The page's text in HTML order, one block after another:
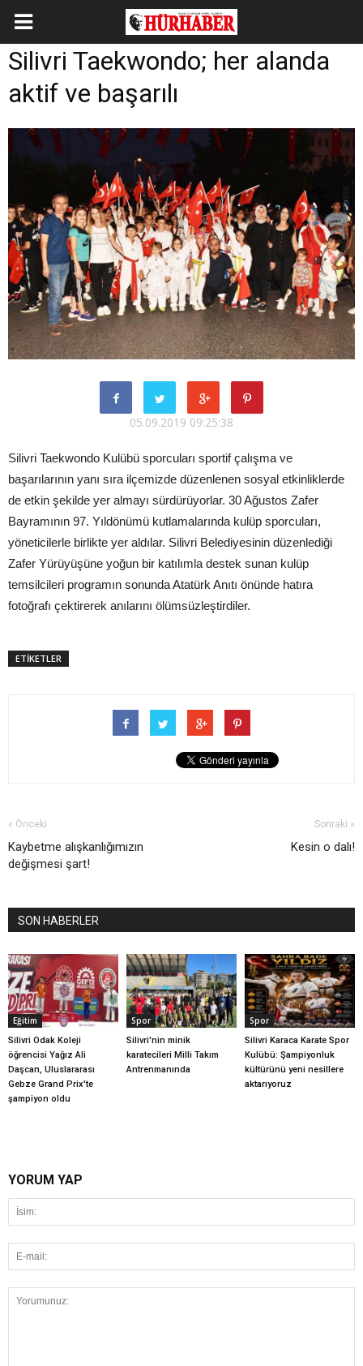
Silivri Taekwondo; her alanda
aktif ve başarılı
05.09.2019 09:25:38
Silivri Taekwondo Kulübü sporcuları sportif çalışma ve
başarılarının yanı sıra ilçemizde düzenlenen sosyal etkinliklerde
de etkin şekilde yer almayı sürdürüyorlar. 30 Ağustos Zafer
Bayramının 97. Yıldönümü kutlamalarında kulüp sporcuları,
yöneticilerle birlikte yer aldılar. Silivri Belediyesinin düzenlediği
Zafer Yürüyüşüne yoğun bir katılımla destek sunan kulüp
temsilcileri programın sonunda Atatürk Anıtı önünde hatıra
fotoğrafı çektirerek anılarını ölümsüzleştirdiler.
ETİKETLER
« Önceki
Kaybetme alışkanlığımızın
değişmesi şart!
Sonraki »
Kesin o dalı!
SON HABERLER
Eğitim
Silivri Odak Koleji
öğrencisi Yağız Ali
Daşcan, Uluslararası
Gebze Grand Prix'te
şampiyon oldu
Spor
Silivri'nin minik
karatecileri Milli Takım
Antrenmanında
Spor
Silivri Karaca Karate Spor
Kulübü: Şampiyonluk
kültürünü yeni nesillere
aktarıyoruz
YORUM YAP